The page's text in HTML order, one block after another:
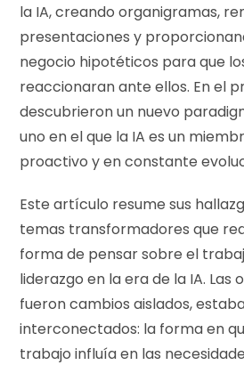
la IA, creando organigramas,
presentaciones y
negocio hipotéticos para que
reaccionaran ante ellos. En el
descubrieron un nuevo
uno en el que la IA es un
proactivo y en constante
Este artículo resume sus
temas transformadores que
forma de pensar sobre el
liderazgo en la era de la IA. Las
fueron cambios aislados,
interconectados: la forma en
trabajo influía en las